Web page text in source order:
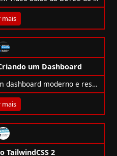
mais
um Dashboard
Aprenda Vuetify 3 criando um dashboard moderno e responsivo com Vue 3 na prática com Tiago Matos.
mais
TailwindCSS 2